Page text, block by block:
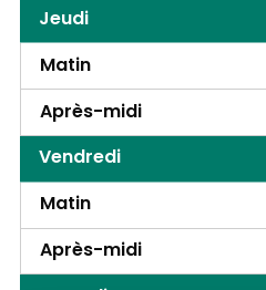
Jeudi
Matin
Après-midi
Vendredi
Matin
Après-midi